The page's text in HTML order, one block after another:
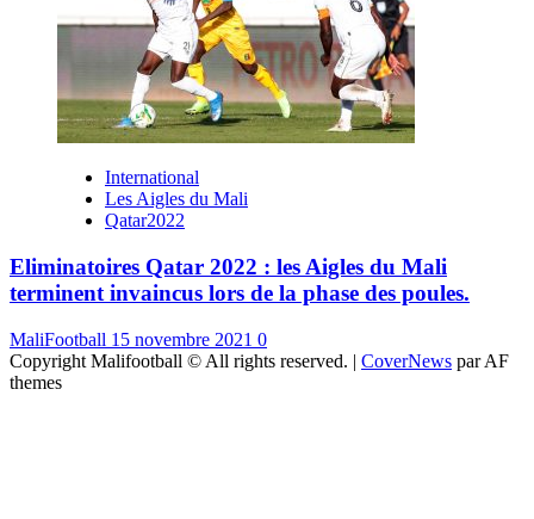
International
Les Aigles du Mali
Qatar2022
Eliminatoires Qatar 2022 : les Aigles du Mali
terminent invaincus lors de la phase des poules.
MaliFootball 15 novembre 2021 0
Copyright Malifootball © All rights reserved. | CoverNews par AF
themes